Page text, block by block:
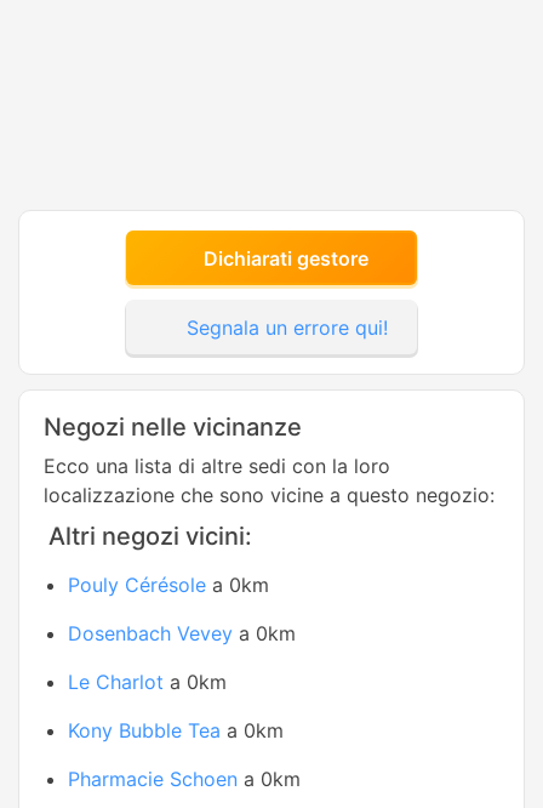
Dichiarati gestore
Segnala un errore qui!
Negozi nelle vicinanze
Ecco una lista di altre sedi con la loro
localizzazione che sono vicine a questo negozio:
Altri negozi vicini:
Pouly Cérésole a 0km
Dosenbach Vevey a 0km
Le Charlot a 0km
Kony Bubble Tea a 0km
Pharmacie Schoen a 0km